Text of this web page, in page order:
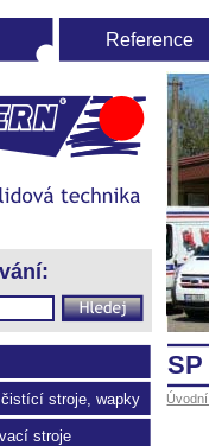
Úvodní
stránka
stroje, wapky
stroje
Reference